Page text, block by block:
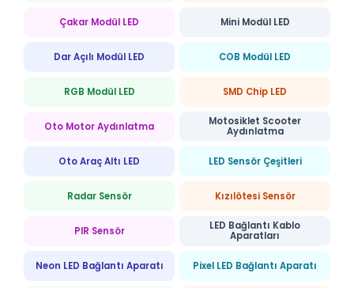
Çakar Modül LED Mini Modül LED
Dar Açılı Modül LED COB Modül LED
RGB Modül LED SMD Chip LED
Oto Motor Aydınlatma
Motosiklet Scooter
Aydınlatma
Oto Araç Altı LED LED Sensör Çeşitleri
Radar Sensör Kızılötesi Sensör
PIR Sensör
LED Bağlantı Kablo
Aparatları
Neon LED Bağlantı Aparatı Pixel LED Bağlantı Aparatı